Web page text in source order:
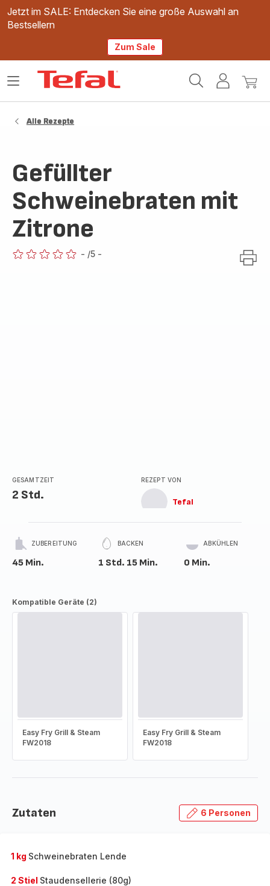
Jetzt im SALE: Entdecken Sie eine große Auswahl an
Bestsellern
Zum Sale
Mein
Mein
Das
Alle Rezepte
Gefüllter
Schweinebraten mit
Zitrone
- /5 -
GESAMTZEIT
2 Std.
REZEPT VON
Tefal
ZUBEREITUNG
45 Min.
BACKEN
1 Std. 15 Min.
ABKÜHLEN
0 Min.
Kompatible Geräte (2)
Easy Fry Grill & Steam
FW2018
Easy Fry Grill & Steam
FW2018
Zutaten 6 Personen
1 kg Schweinebraten Lende
2 Stiel Staudensellerie (80g)